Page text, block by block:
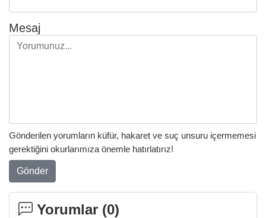
Mesaj
Gönderilen yorumların küfür, hakaret ve suç unsuru içermemesi
gerektiğini okurlarımıza önemle hatırlatırız!
Gönder
Yorumlar (0)